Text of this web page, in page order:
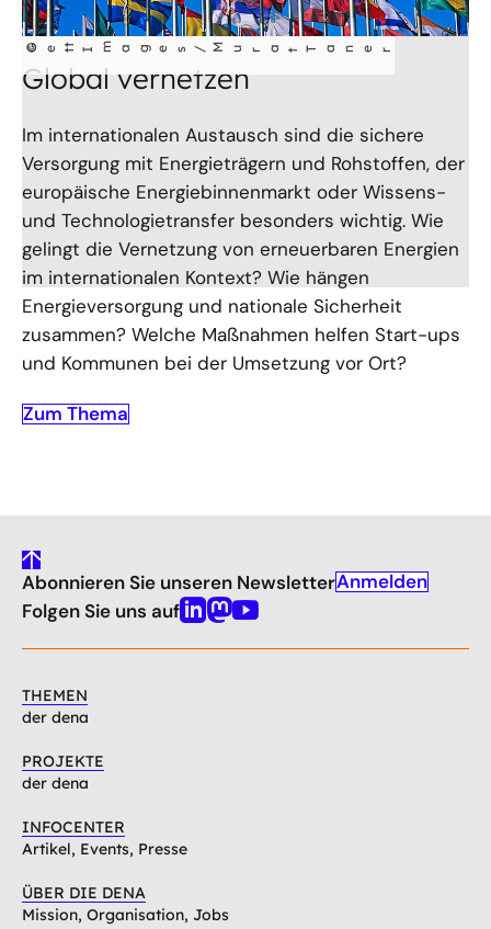
© Get
t I
m
ages/
M ur
a t Taner
Global vernetzen
Im internationalen Austausch sind die sichere
Versorgung mit Energieträgern und Rohstoffen, der
europäische Energiebinnenmarkt oder Wissens-
und Technologietransfer besonders wichtig. Wie
gelingt die Vernetzung von erneuerbaren Energien
im internationalen Kontext? Wie hängen
Energieversorgung und nationale Sicherheit
zusammen? Welche Maßnahmen helfen Start-ups
und Kommunen bei der Umsetzung vor Ort?
Zum Thema
gehe
nach
oben
Abonnieren Sie unseren NewsletterAnmelden
Folgen Sie uns aufLinkedin
Mastodon
Youtube
THEMEN
der dena
PROJEKTE
der dena
INFOCENTER
Artikel, Events, Presse
ÜBER DIE DENA
Mission, Organisation, Jobs